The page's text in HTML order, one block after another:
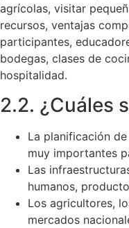
agrícolas, visitar
recursos, ventajas
participantes,
bodegas, clases de
hospitalidad.
2.2. ¿Cuáles
La planificación
muy importantes
Las
humanos,
Los agricultores,
mercados